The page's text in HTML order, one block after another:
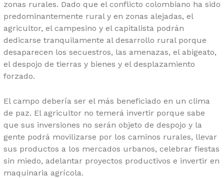
zonas rurales. Dado que el conflicto colombiano ha sido
predominantemente rural y en zonas alejadas, el
agricultor, el campesino y el capitalista podrán
dedicarse tranquilamente al desarrollo rural porque
desaparecen los secuestros, las amenazas, el abigeato,
el despojo de tierras y bienes y el desplazamiento
forzado.
El campo debería ser el más beneficiado en un clima
de paz. El agricultor no temerá invertir porque sabe
que sus inversiones no serán objeto de despojo y la
gente podrá movilizarse por los caminos rurales, llevar
sus productos a los mercados urbanos, celebrar fiestas
sin miedo, adelantar proyectos productivos e invertir en
maquinaria agrícola.